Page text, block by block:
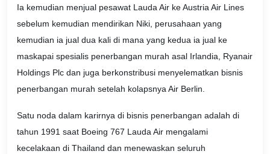
Ia kemudian menjual pesawat Lauda Air ke Austria Air Lines
sebelum kemudian mendirikan Niki, perusahaan yang
kemudian ia jual dua kali di mana yang kedua ia jual ke
maskapai spesialis penerbangan murah asal Irlandia, Ryanair
Holdings Plc dan juga berkonstribusi menyelematkan bisnis
penerbangan murah setelah kolapsnya Air Berlin.
Satu noda dalam karirnya di bisnis penerbangan adalah di
tahun 1991 saat Boeing 767 Lauda Air mengalami
kecelakaan di Thailand dan menewaskan seluruh